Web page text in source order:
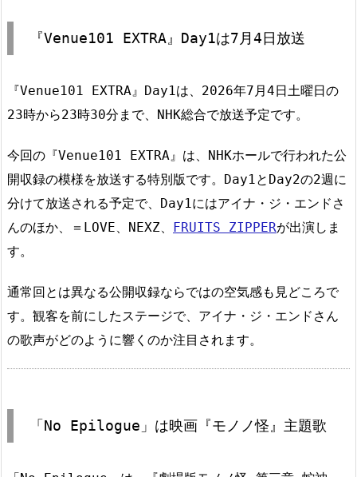
『Venue101 EXTRA』Day1は7月4日放送
『Venue101 EXTRA』Day1は、2026年7月4日土曜日の
23時から23時30分まで、NHK総合で放送予定です。
今回の『Venue101 EXTRA』は、NHKホールで行われた公
開収録の模様を放送する特別版です。Day1とDay2の2週に
分けて放送される予定で、Day1にはアイナ・ジ・エンドさ
んのほか、＝LOVE、NEXZ、 FRUITS ZIPPERが出演しま
す。
通常回とは異なる公開収録ならではの空気感も見どころで
す。観客を前にしたステージで、アイナ・ジ・エンドさん
の歌声がどのように響くのか注目されます。
「No Epilogue」は映画『モノノ怪』主題歌